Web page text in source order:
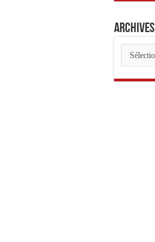
Archives
Archives